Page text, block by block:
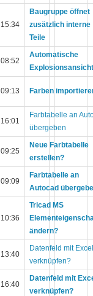
15:34
Baugruppe öffnet
zusätzlich interne
Teile
08:52
Automatische
09:13 Farben
16:01
Farbtabelle an
übergeben
09:25
Neue Farbtabelle
erstellen?
09:09
Farbtabelle an
Autocad
10:36
Tricad MS
ändern?
13:40
Datenfeld mit
verknüpfen?
16:40
Datenfeld mit
verknüpfen?